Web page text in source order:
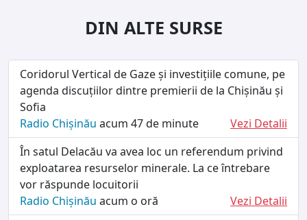
DIN ALTE SURSE
Coridorul Vertical de Gaze și investițiile comune, pe
agenda discuțiilor dintre premierii de la Chișinău și
Sofia
Radio Chișinău acum 47 de minute
Vezi Detalii
În satul Delacău va avea loc un referendum privind
exploatarea resurselor minerale. La ce întrebare
vor răspunde locuitorii
Radio Chișinău acum o oră
Vezi Detalii